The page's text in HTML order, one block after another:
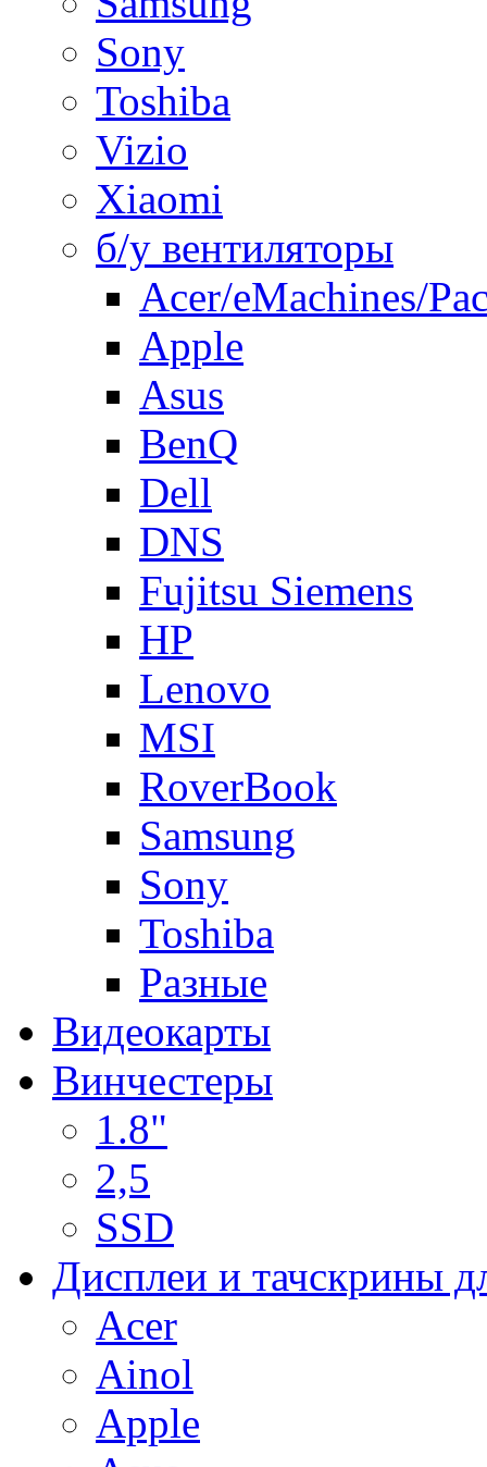
Sony
Toshiba
Vizio
Xiaomi
б/у вентиляторы
Acer/eMachines/
Apple
Asus
BenQ
Dell
DNS
Fujitsu Siemens
HP
Lenovo
MSI
RoverBook
Samsung
Sony
Toshiba
Разные
Видеокарты
Винчестеры
1.8"
2,5
SSD
Дисплеи и тачскрины
Acer
Ainol
Apple